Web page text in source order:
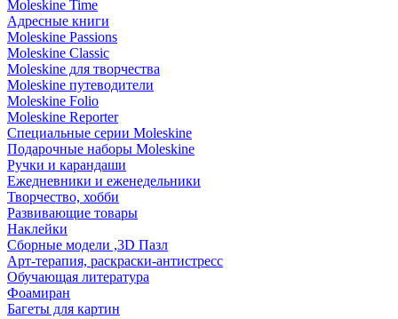
Moleskine Time
Адресные книги
Moleskine Passions
Moleskine Classic
Moleskine для творчества
Moleskine путеводители
Moleskine Folio
Moleskine Reporter
Специальные серии Moleskine
Подарочные наборы Moleskine
Ручки и карандаши
Ежедневники и еженедельники
Творчество, хобби
Развивающие товары
Наклейки
Сборные модели ,3D Пазл
Арт-терапия, раскраски-антистресс
Обучающая литература
Фоамиран
Багеты для картин